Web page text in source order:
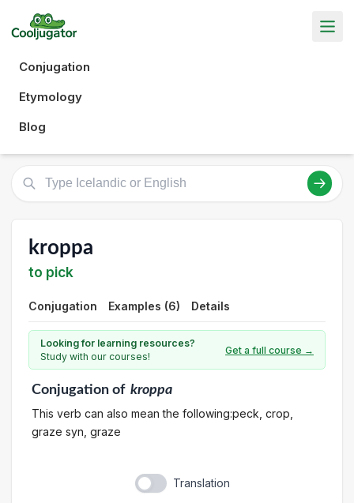
Conjugation
Etymology
Blog
kroppa
to pick
Conjugation Examples (6) Details
Looking for learning resources?
Study with our courses!
Get a full course →
Conjugationof kroppa
This verb can also mean the following:peck, crop,
graze syn, graze
Translation